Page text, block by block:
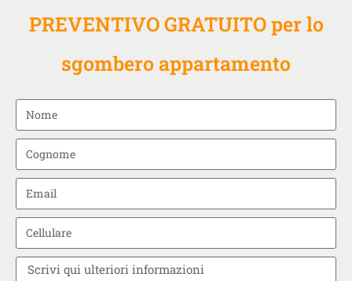
PREVENTIVO GRATUITO per lo
sgombero appartamento